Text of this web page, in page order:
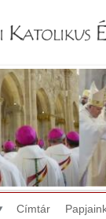
Címtár